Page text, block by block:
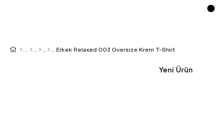
Erkek Relaxed 003 Oversize Krem T-Shirt
Yeni Ürün